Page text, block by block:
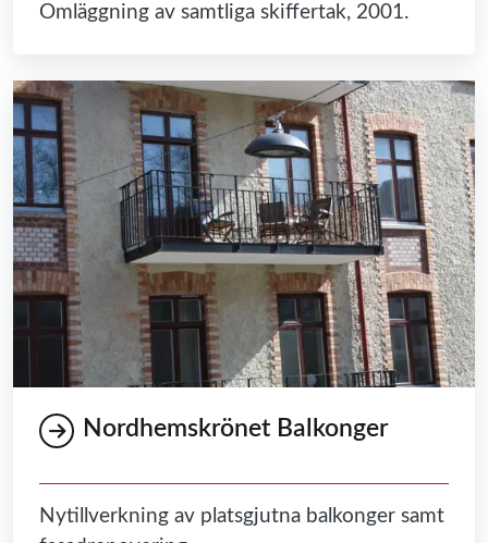
Omläggning av samtliga skiffertak, 2001.
Nordhemskrönet Balkonger
Nytillverkning av platsgjutna balkonger samt